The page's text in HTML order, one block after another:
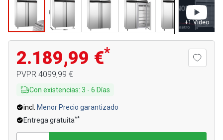
+1 Video
2.189,99 €*
PVPR 4099,99 €
Con existencias: 3 - 6 Días
incl.
Menor Precio garantizado
Entrega gratuita**